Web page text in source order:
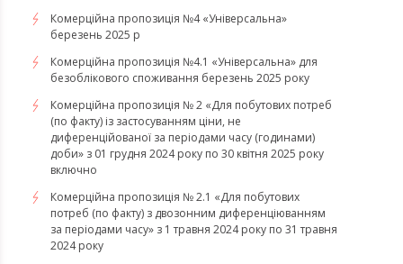
Комерційна пропозиція №4 «Універсальна»
березень 2025 р
Комерційна пропозиція №4.1 «Універсальна» для
безоблікового споживання березень 2025 року
Комерційна пропозиція № 2 «Для побутових потреб
(по факту) із застосуванням ціни, не
диференційованої за періодами часу (годинами)
доби» з 01 грудня 2024 року по 30 квітня 2025 року
включно
Комерційна пропозиція № 2.1 «Для побутових
потреб (по факту) з двозонним диференціюванням
за періодами часу» з 1 травня 2024 року по 31 травня
2024 року